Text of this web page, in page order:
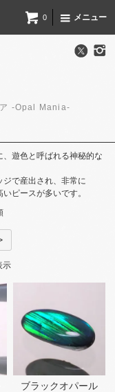
0 メニュー
ア -Opal Mania-
遊色と​呼ばれる​神秘的な​
で​産出され、​非常に​
ピースが​多いです。
示
ブラックオパール